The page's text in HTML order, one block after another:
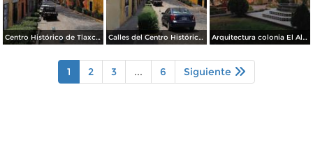
Centro Histórico de Tlaxcala. Abril/2017 Calles del Centro Histórico de Tlaxcala en Primavera. Abril/2017 Arquitectura colonia El Alto. Zona Metropolitana de Tlaxcala. Marzo/2017
1 2 3 ... 6 Siguiente